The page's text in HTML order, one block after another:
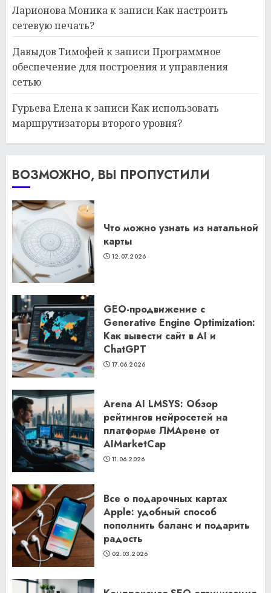
Ларионова Моникак записиКак настроить
сетевую печать?
Давыдов Тимофейк записиПрограммное
обеспечение для построения и управления
сетью
Гурьева Еленак записиКак использовать
маршрутизаторы второго уровня?
ВОЗМОЖНО, ВЫ ПРОПУСТИЛИ
Что можно узнать из натальной
карты
12.07.2026
GEO-продвижение с
Generative Engine Optimization:
Как вывести сайт в AI и
ChatGPT
17.06.2026
Arena AI LMSYS: Обзор
рейтингов нейросетей на
платформе ЛМАрене от
AIMarketCap
11.06.2026
Все о подарочных картах
Apple: удобный способ
пополнить баланс и подарить
радость
02.03.2026